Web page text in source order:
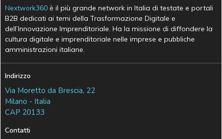
Nextwork360 è il più grande network in Italia di testate e portali
B2B dedicati ai temi della Trasformazione Digitale e
dell’Innovazione Imprenditoriale. Ha la missione di diffondere la
cultura digitale e imprenditoriale nelle imprese e pubbliche
amministrazioni italiane.
Indirizzo
Via Moretto da Brescia, 22
Milano - Italia
CAP 20133
Contatti